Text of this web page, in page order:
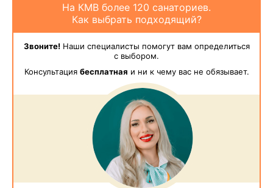
На КМВ более 120 санаториев.
Как выбрать подходящий?
Звоните!Наши специалисты помогут вам определиться
с выбором.
Консультация бесплатная и ни к чему вас не обязывает.